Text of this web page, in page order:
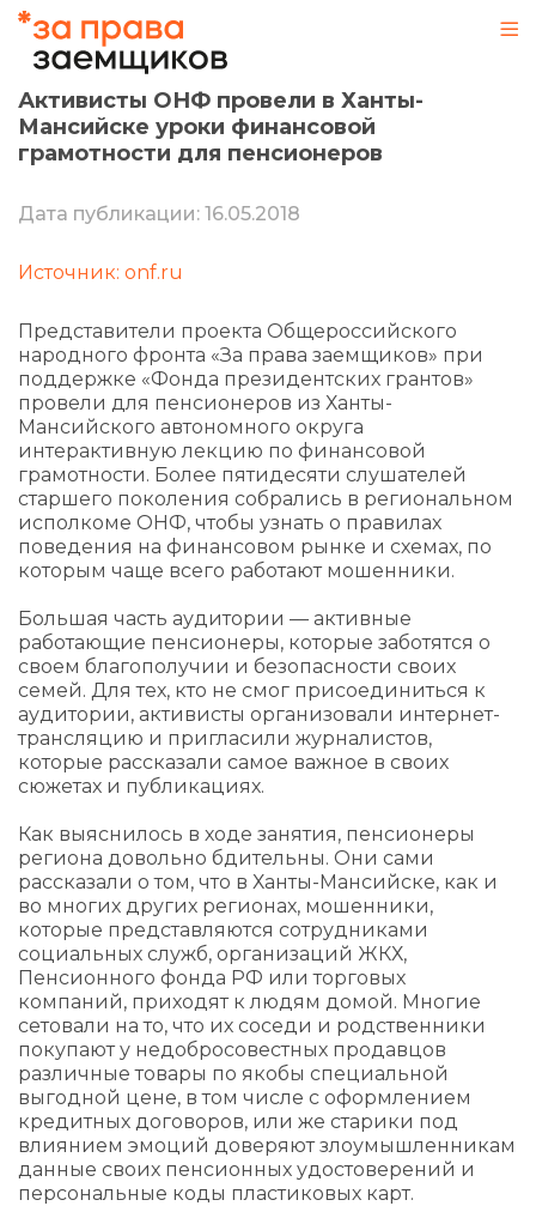
Активисты ОНФ провели в Ханты-
Мансийске уроки финансовой
грамотности для пенсионеров
Дата публикации: 16.05.2018
Источник: onf.ru
Представители проекта Общероссийского
народного фронта «За права заемщиков» при
поддержке «Фонда президентских грантов»
провели для пенсионеров из Ханты-
Мансийского автономного округа
интерактивную лекцию по финансовой
грамотности. Более пятидесяти слушателей
старшего поколения собрались в региональном
исполкоме ОНФ, чтобы узнать о правилах
поведения на финансовом рынке и схемах, по
которым чаще всего работают мошенники.
Большая часть аудитории — активные
работающие пенсионеры, которые заботятся о
своем благополучии и безопасности своих
семей. Для тех, кто не смог присоединиться к
аудитории, активисты организовали интернет-
трансляцию и пригласили журналистов,
которые рассказали самое важное в своих
сюжетах и публикациях.
Как выяснилось в ходе занятия, пенсионеры
региона довольно бдительны. Они сами
рассказали о том, что в Ханты-Мансийске, как и
во многих других регионах, мошенники,
которые представляются сотрудниками
социальных служб, организаций ЖКХ,
Пенсионного фонда РФ или торговых
компаний, приходят к людям домой. Многие
сетовали на то, что их соседи и родственники
покупают у недобросовестных продавцов
различные товары по якобы специальной
выгодной цене, в том числе с оформлением
кредитных договоров, или же старики под
влиянием эмоций доверяют злоумышленникам
данные своих пенсионных удостоверений и
персональные коды пластиковых карт.